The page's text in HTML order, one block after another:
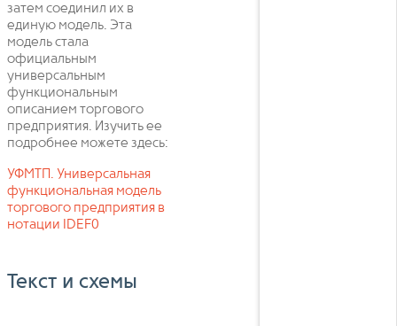
затем соединил их в
единую модель. Эта
модель стала
официальным
универсальным
функциональным
описанием торгового
предприятия. Изучить ее
подробнее можете здесь:
УФМТП. Универсальная
функциональная модель
торгового предприятия в
нотации IDEF0
Текст и схемы